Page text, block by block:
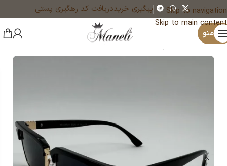
Skip to navigation
Skip to main content
پیگیری خریددریافت کد رهگیری پستی
منو
خانه عینک
×